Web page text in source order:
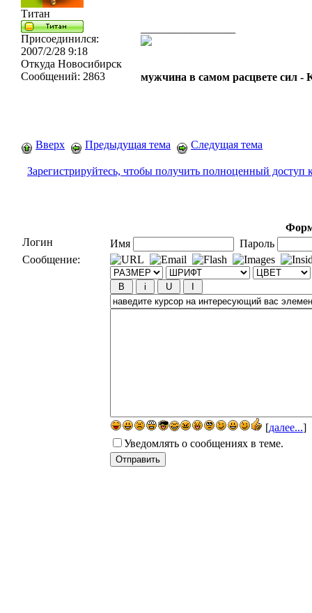
Титан
Присоединился:
2007/2/28 9:18
Откуда Новосибирск
Сообщений: 2863 мужчина в самом расцвете сил -
Вверх Предыдущая тема Следущая тема
Зарегистрируйтесь, чтобы получить полноценный доступ
Логин
Имя
Пароль
Сообщение:
[далее...]
Уведомлять о сообщениях в теме.